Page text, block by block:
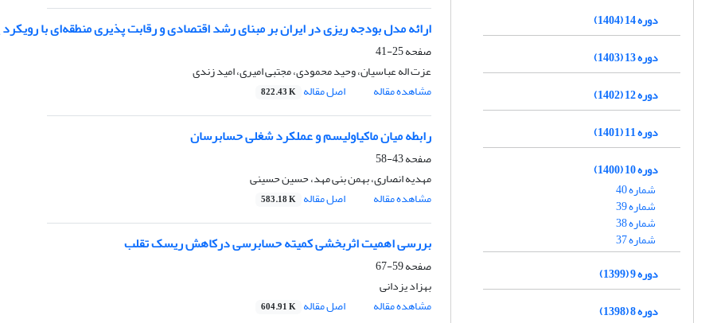
ارائه مدل بودجه ریزی در ایران بر مبنای رشد اقتصادی و رقابت پذیری منطقه‌ای با
صفحه25-41
عزت اله عباسیان، وحید محمودی، مجتبی امیری، امید زندی
مشاهده مقاله
اصل مقاله 822.43 K
رابطه میان ماکیاولیسم و عملکرد شغلی حسابرسان
صفحه43-58
مهدیه انصاری، بهمن بنی مهد، حسین حسینی
مشاهده مقاله
اصل مقاله 583.18 K
بررسی اهمیت اثربخشی کمیته حسابرسی درکاهش ریسک تقلب
صفحه59-67
بهزاد یزدانی
مشاهده مقاله
اصل مقاله 604.91 K
دوره 14 (1404)
دوره 13 (1403)
دوره 12 (1402)
دوره 11 (1401)
دوره 10 (1400)
شماره 40
شماره 39
شماره 38
شماره 37
دوره 9 (1399)
دوره 8 (1398)